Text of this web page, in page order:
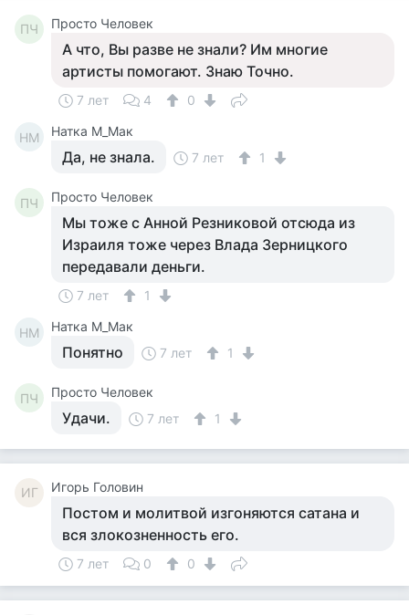
ПЧ Просто Человек
А что, Вы разве не знали? Им многие
артисты помогают. Знаю Точно.
7 лет 4 0
НМ Натка М_Мак
Да, не знала. 7 лет 1
ПЧ Просто Человек
Мы тоже с Анной Резниковой отсюда из
Израиля тоже через Влада Зерницкого
передавали деньги.
7 лет 1
НМ Натка М_Мак
Понятно 7 лет 1
ПЧ Просто Человек
Удачи. 7 лет 1
ИГ Игорь Головин
Постом и молитвой изгоняются сатана и
вся злокозненность его.
7 лет 0 0